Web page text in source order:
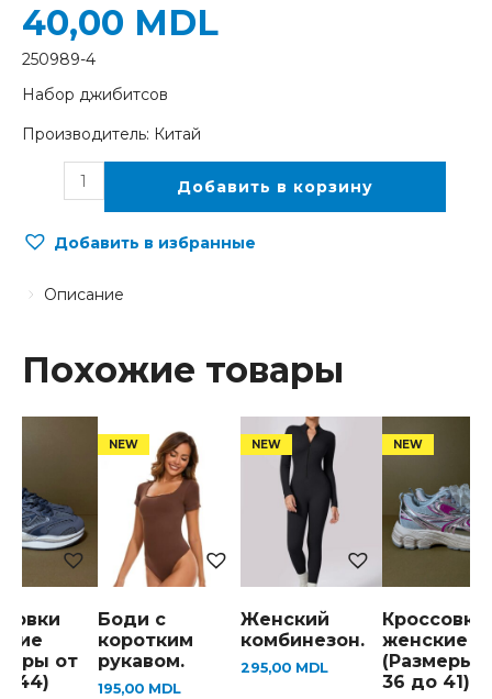
Набор джибитсов
Производитель: Китай
40,00 MDL
Добавить в корзину
Добавить в избранные
250989-4
Описание
Похожие товары
от
44)
Боди с
коротким
рукавом.
195,00 MDL
Женский
комбинезон.
295,00 MDL
Кроссовки
женские
(Размеры
36 до 41)